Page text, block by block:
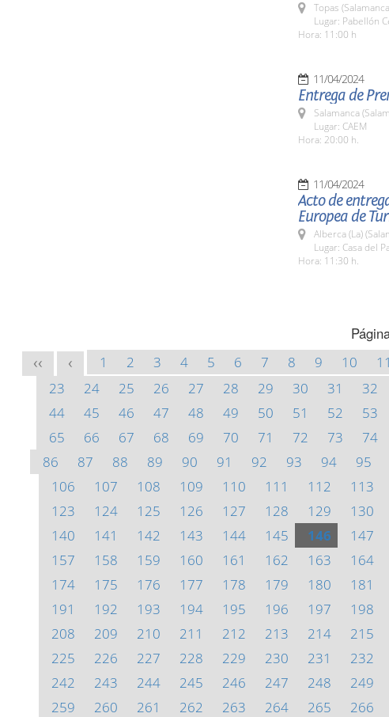
Topas
Lugar: Pabellón
Hora: 11:00 h
11/04/2024
Entrega de
Salamanca
Lugar: CAEM
Hora: 20:00 h.
11/04/2024
Acto de
Europea de
Alberca (La)
Lugar: Casa del
Hora: 11:30 h.
<< < 1 2 3 4 5 6 7 8 9 10 11
23
24 25 26 27 28 29 30 31 32
44
45 46 47 48 49 50 51 52 53
65
66 67 68 69 70 71 72 73 74
86
87 88 89 90 91 92 93 94 95
106
107 108 109 110 111 112 113
123
124 125 126 127 128 129 130
140
141 142 143 144 145 146 147
157
158 159 160 161 162 163 164
174
175 176 177 178 179 180 181
191
192 193 194 195 196 197 198
208
209 210 211 212 213 214 215
225
226 227 228 229 230 231 232
242
243 244 245 246 247 248 249
259
260 261 262 263 264 265 266